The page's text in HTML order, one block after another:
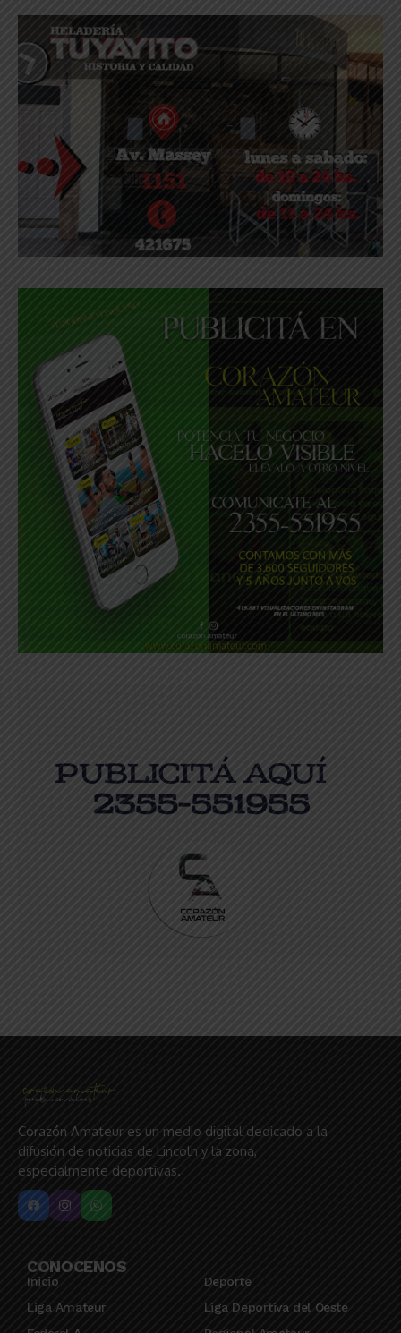
Corazón Amateur es un medio digital dedicado a la
difusión de noticias de Lincoln y la zona,
especialmente deportivas.
CONOCENOS
Inicio
Deporte
Liga Amateur
Liga Deportiva del Oeste